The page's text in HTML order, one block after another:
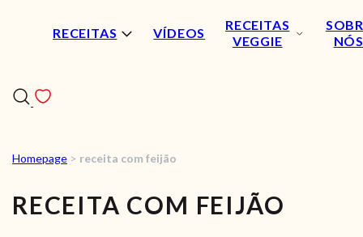
RECEITAS VÍDEOS
RECEITAS
VEGGIE
NÓS
RECEITAS
VÍDEOS
Homepage > receita com feijão
RECEITA COM FEIJÃO